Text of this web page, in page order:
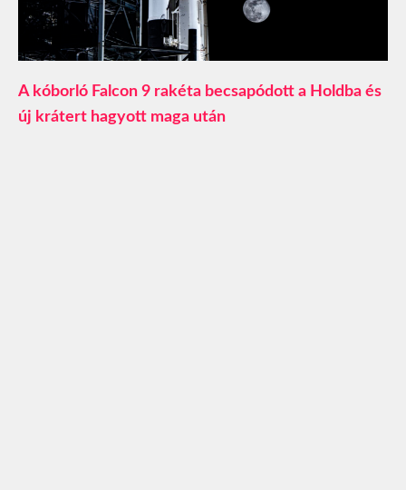
A kóborló Falcon 9 rakéta becsapódott a Holdba és
új krátert hagyott maga után